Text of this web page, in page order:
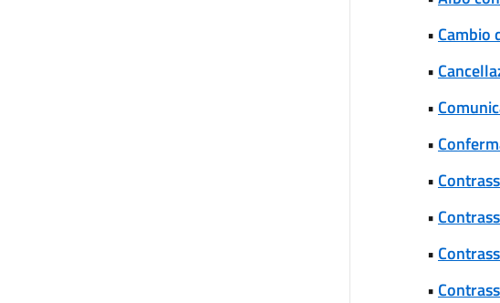
• Cambio
•
•
•
•
•
•
•